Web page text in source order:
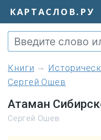
КАРТАСЛОВ.РУ
книги
Сергей Ошев
Атаман
Сергей Ошев